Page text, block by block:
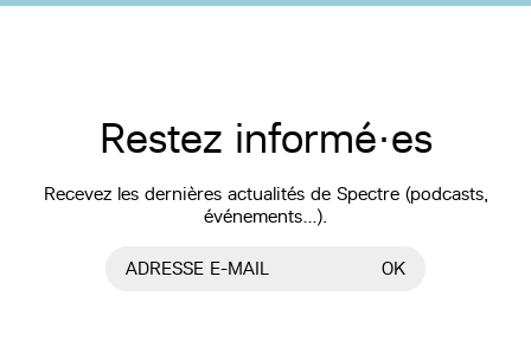
Restez informé·es
Recevez les dernières actualités de Spectre (podcasts,
événements…).
ADRESSE E-MAIL OK